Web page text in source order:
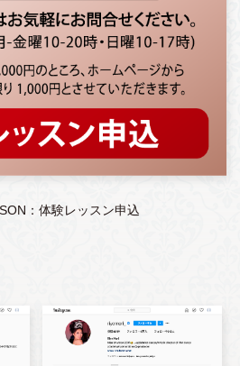
：体験レッスン申込